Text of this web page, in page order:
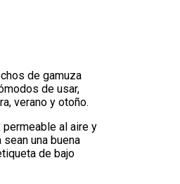
de gamuza
de usar,
verano y otoño.
al aire y
una buena
de bajo